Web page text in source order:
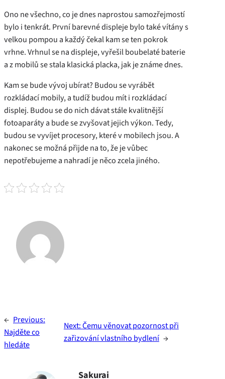
Ono ne všechno, co je dnes naprostou samozřejmostí
bylo i tenkrát. První barevné displeje bylo také vítány s
velkou pompou a každý čekal kam se ten pokrok
vrhne. Vrhnul se na displeje, vyřešil boubelaté baterie
a z mobilů se stala klasická placka, jak je známe dnes.
Kam se bude vývoj ubírat? Budou se vyrábět
rozkládací mobily, a tudíž budou mít i rozkládací
displej. Budou se do nich dávat stále kvalitnější
fotoaparáty a bude se zvyšovat jejich výkon. Tedy,
budou se vyvíjet procesory, které v mobilech jsou. A
nakonec se možná přijde na to, že je vůbec
nepotřebujeme a nahradí je něco zcela jiného.
← Previous:
Najděte co
hledáte
Next:Čemu věnovat pozornost při
zařizování vlastního bydlení →
Sakurai